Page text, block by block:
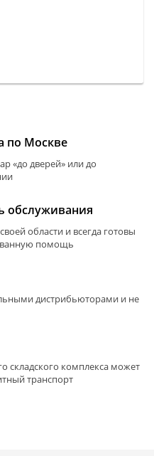
по Москве
«до дверей» или до
обслуживания
области и всегда готовы
помощь
дистрибьюторами и не
складского комплекса может
транспорт